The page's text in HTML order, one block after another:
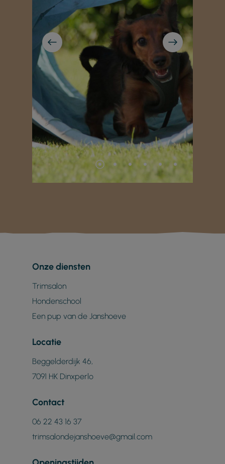
Onze diensten
Trimsalon
Hondenschool
Een pup van de Janshoeve
Locatie
Beggelderdijk 46,
7091 HK Dinxperlo
Contact
06 22 43 16 37
trimsalondejanshoeve@gmail.com